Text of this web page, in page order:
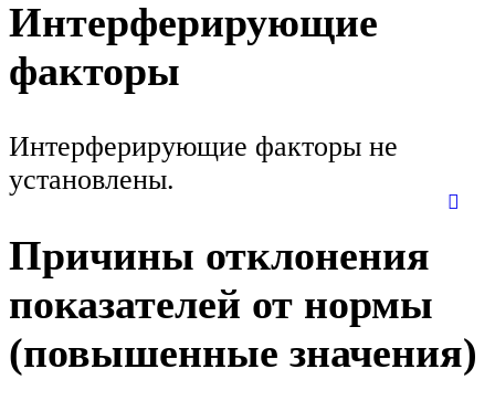
Интерферирующие
факторы
Интерферирующие факторы не
установлены.
Причины отклонения
показателей от нормы
(повышенные значения)